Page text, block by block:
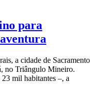
para
a cidade de Sacramento
no Triângulo Mineiro.
mil habitantes –, a